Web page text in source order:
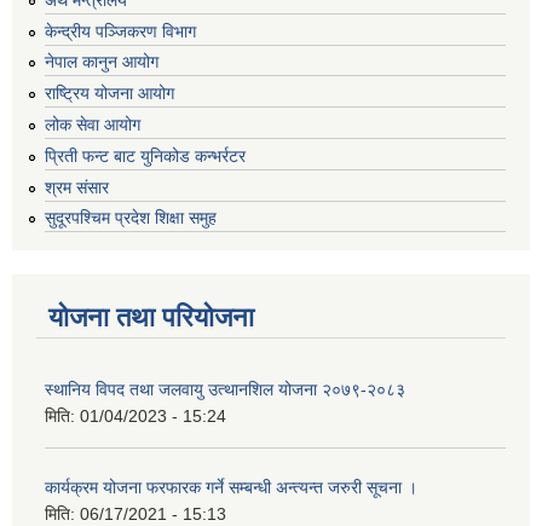
केन्द्रीय पञ्जिकरण विभाग
नेपाल कानुन आयोग
राष्ट्रिय योजना आयोग
लोक सेवा आयोग
प्रिती फन्ट बाट युनिकोड कन्भर्रटर
श्रम संसार
सुदूरपश्चिम प्रदेश शिक्षा समुह
योजना तथा परियोजना
स्थानिय विपद तथा जलवायु उत्थानशिल योजना २०७९-२०८३
मिति: 01/04/2023 - 15:24
कार्यक्रम योजना फरफारक गर्ने सम्बन्धी अन्त्यन्त जरुरी सूचना ।
मिति: 06/17/2021 - 15:13